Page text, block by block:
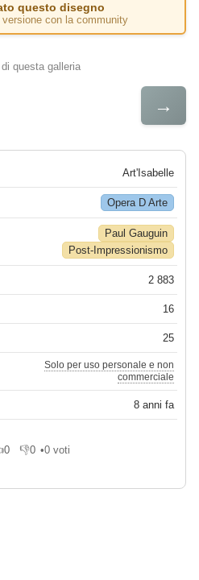
questo disegno
con la community
questa galleria
→
Art'Isabelle
Opera D Arte
Paul Gauguin
Post-Impressionismo
2 883
16
25
Solo per uso personale e non
commerciale
8 anni fa
0piace
👎0
Non mi piace
•0 voti